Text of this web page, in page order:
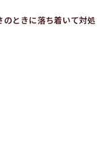
ときに落ち着いて対処